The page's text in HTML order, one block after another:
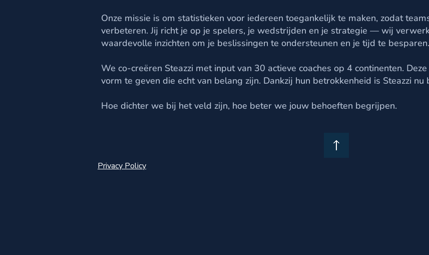
Onze missie is om statistieken voor iedereen toegankelijk te maken, zodat
verbeteren. Jij richt je op je spelers, je wedstrijden en je strategie — wij
waardevolle inzichten om je beslissingen te ondersteunen en je tijd te besparen.
We co-creëren Steazzi met input van 30 actieve coaches op 4 continenten.
vorm te geven die echt van belang zijn. Dankzij hun betrokkenheid is Steazzi nu
Hoe dichter we bij het veld zijn, hoe beter we jouw behoeften begrijpen.
Privacy Policy